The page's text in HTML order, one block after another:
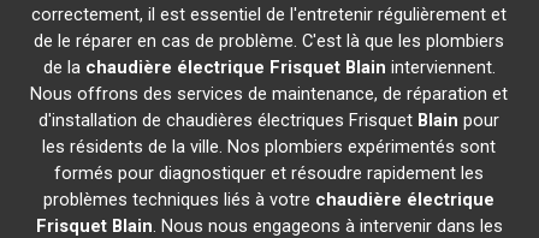
correctement, il est essentiel de l'entretenir régulièrement et
de le réparer en cas de problème. C'est là que les plombiers
de la chaudière électrique Frisquet Blain interviennent.
Nous offrons des services de maintenance, de réparation et
d'installation de chaudières électriques Frisquet Blain pour
les résidents de la ville. Nos plombiers expérimentés sont
formés pour diagnostiquer et résoudre rapidement les
problèmes techniques liés à votre chaudière électrique
Frisquet Blain. Nous nous engageons à intervenir dans les